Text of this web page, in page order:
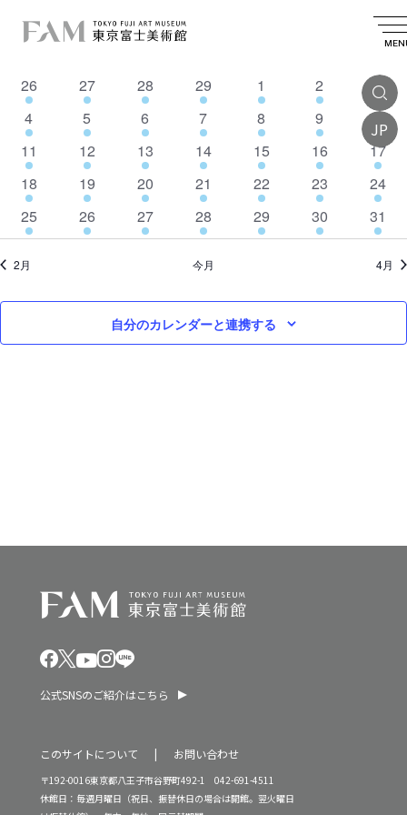
JP
ト
を
て
ー
カ
レ
ダ
ー
表
示
2024.03.01
ダ
ー
4
イ
ベ
ン
ト
26
4
イ
ベ
ン
ト
27
4
イ
ベ
ン
ト
28
4
イ
ベ
ン
ト
29
4
イ
ベ
ン
ト
1
4
イ
ベ
ン
ト
2
4
イ
ベ
ン
ト
3
4
イ
ベ
ン
ト
4
4
イ
ベ
ン
ト
5
4
イ
ベ
ン
ト
6
4
イ
ベ
ン
ト
7
4
イ
ベ
ン
ト
8
4
イ
ベ
ン
ト
9
4
イ
ベ
ン
ト
10
4
イ
ベ
ン
ト
11
4
イ
ベ
ン
ト
12
4
イ
ベ
ン
ト
13
4
イ
ベ
ン
ト
14
4
イ
ベ
ン
ト
15
4
イ
ベ
ン
ト
16
4
イ
ベ
ン
ト
17
4
イ
ベ
ト
18
4
イ
ベ
19
4
イ
ベ
20
4
イ
ベ
ト
21
4
イ
ベ
22
4
イ
ベ
23
4
イ
ベ
ト
24
1
イ
ベ
ト
25
1
イ
ト
26
1
イ
ト
27
1
イ
ベ
ト
28
1
イ
ト
29
1
イ
ト
30
1
イ
ベ
ト
31
2月 今月 4月
自分のカレンダーと連携する
公式SNSのご紹介はこちら
このサイトについて お問い合わせ
〒192-0016東京都八王子市谷野町492-1 042-691-4511
休館日：毎週月曜日（祝日、振替休日の場合は開館。翌火曜日